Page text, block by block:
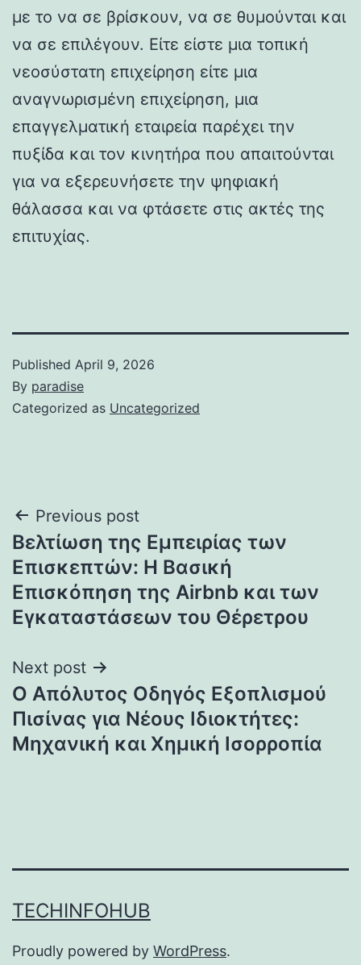
με το να σε βρίσκουν, να σε θυμούνται και
να σε επιλέγουν. Είτε είστε μια τοπική
νεοσύστατη επιχείρηση είτε μια
αναγνωρισμένη επιχείρηση, μια
επαγγελματική εταιρεία παρέχει την
πυξίδα και τον κινητήρα που απαιτούνται
για να εξερευνήσετε την ψηφιακή
θάλασσα και να φτάσετε στις ακτές της
επιτυχίας.
Published April 9, 2026
By paradise
Categorized as Uncategorized
Post
navigation
Previous post
Βελτίωση της Εμπειρίας των
Επισκεπτών: Η Βασική
Επισκόπηση της Airbnb και των
Εγκαταστάσεων του Θέρετρου
Next post
Ο Απόλυτος Οδηγός Εξοπλισμού
Πισίνας για Νέους Ιδιοκτήτες:
Μηχανική και Χημική Ισορροπία
TECHINFOHUB
Proudly powered by WordPress.